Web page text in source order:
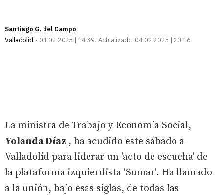
Santiago G. del Campo
Valladolid
04.02.2023 | 14:39 Actualizado: 04.02.2023 | 20:16
La ministra de Trabajo y Economía Social,
Yolanda Díaz , ha acudido este sábado a
Valladolid para liderar un 'acto de escucha' de
la plataforma izquierdista 'Sumar'. Ha llamado
a la unión, bajo esas siglas, de todas las